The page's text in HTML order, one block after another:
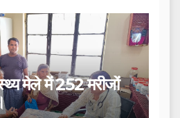
मेले में 252 मरीजों